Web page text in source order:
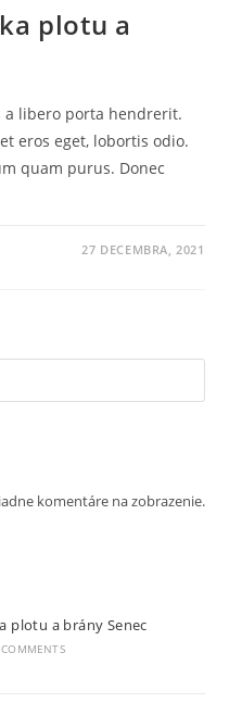
plotu a
a libero porta hendrerit.
eros eget, lobortis odio.
quam purus. Donec
27 DECEMBRA, 2021
komentáre na zobrazenie.
plotu a brány Senec